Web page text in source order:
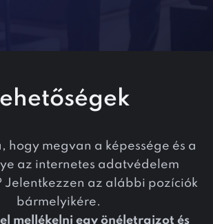
hogy megvan a képessége és a
az internetes adatvédelem
Jelentkezzen az alábbi pozíciók
bármelyikére.
mellékelni egy önéletrajzot és